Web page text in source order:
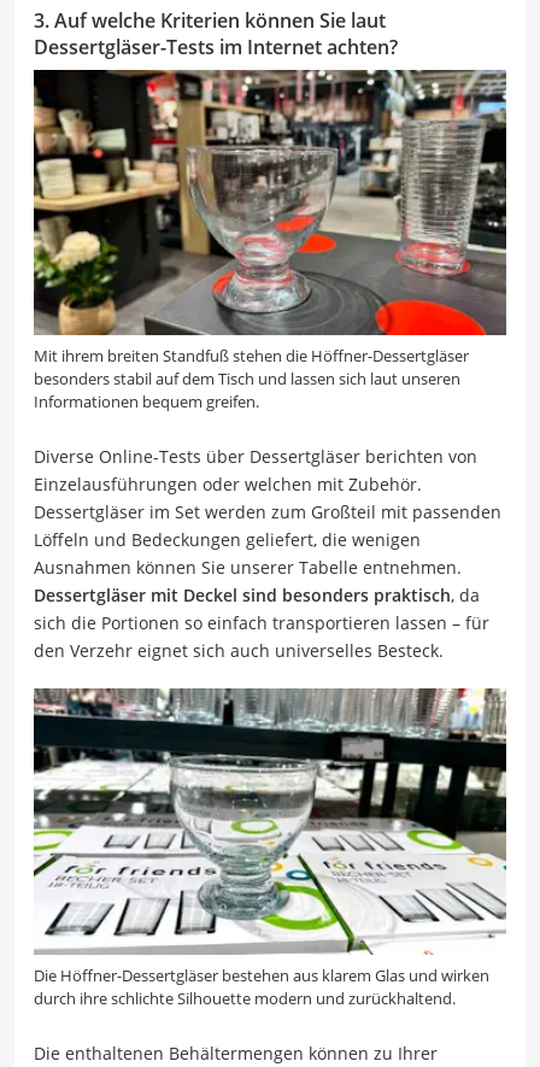
3. Auf welche Kriterien können Sie laut
Dessertgläser-Tests im Internet achten?
Mit ihrem breiten Standfuß stehen die Höffner-Dessertgläser
besonders stabil auf dem Tisch und lassen sich laut unseren
Informationen bequem greifen.
Diverse Online-Tests über Dessertgläser berichten von
Einzelausführungen oder welchen mit Zubehör.
Dessertgläser im Set werden zum Großteil mit passenden
Löffeln und Bedeckungen geliefert, die wenigen
Ausnahmen können Sie unserer Tabelle entnehmen.
Dessertgläser mit Deckel sind besonders praktisch, da
sich die Portionen so einfach transportieren lassen – für
den Verzehr eignet sich auch universelles Besteck.
Die Höffner-Dessertgläser bestehen aus klarem Glas und wirken
durch ihre schlichte Silhouette modern und zurückhaltend.
Die enthaltenen Behältermengen können zu Ihrer